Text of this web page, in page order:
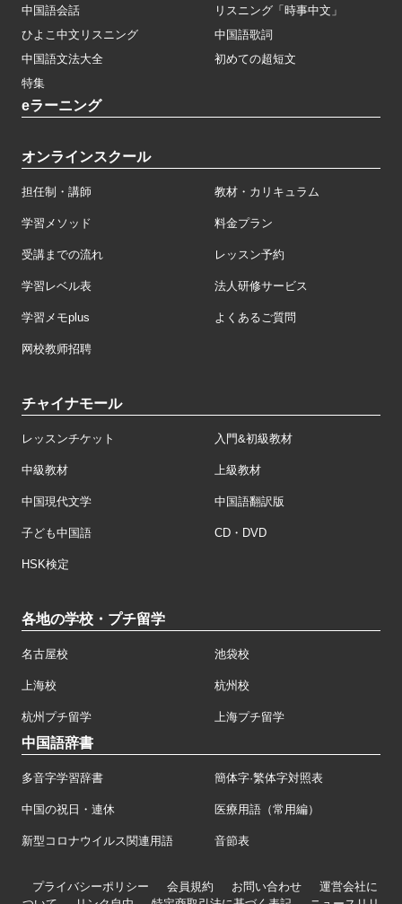
中国語会話
リスニング「時事中文」
ひよこ中文リスニング
中国語歌詞
中国語文法大全
初めての超短文
特集
eラーニング
オンラインスクール
担任制・講師 教材・カリキュラム
学習メソッド 料金プラン
受講までの流れ レッスン予約
学習レベル表 法人研修サービス
学習メモplus よくあるご質問
网校教师招聘
チャイナモール
レッスンチケット 入門&初級教材
中級教材 上級教材
中国現代文学 中国語翻訳版
子ども中国語 CD・DVD
HSK検定
各地の学校・プチ留学
名古屋校 池袋校
上海校 杭州校
杭州プチ留学 上海プチ留学
中国語辞書
多音字学習辞書 簡体字·繁体字対照表
中国の祝日・連休 医療用語（常用編）
新型コロナウイルス関連用語 音節表
プライバシーポリシー 会員規約 お問い合わせ
運営会社に